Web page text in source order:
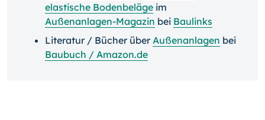
elastische Bodenbeläge im
Außenanlagen-Magazin bei Baulinks
Literatur / Bücher über Außenanlagen bei
Baubuch / Amazon.de